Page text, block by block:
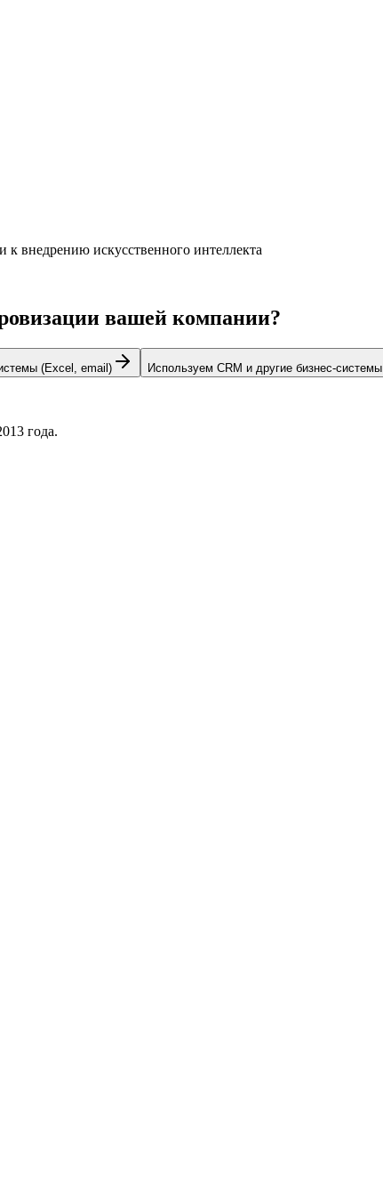
внедрению искусственного интеллекта
вашей компании?
(Excel, email) Используем CRM и другие бизнес-системы
года.